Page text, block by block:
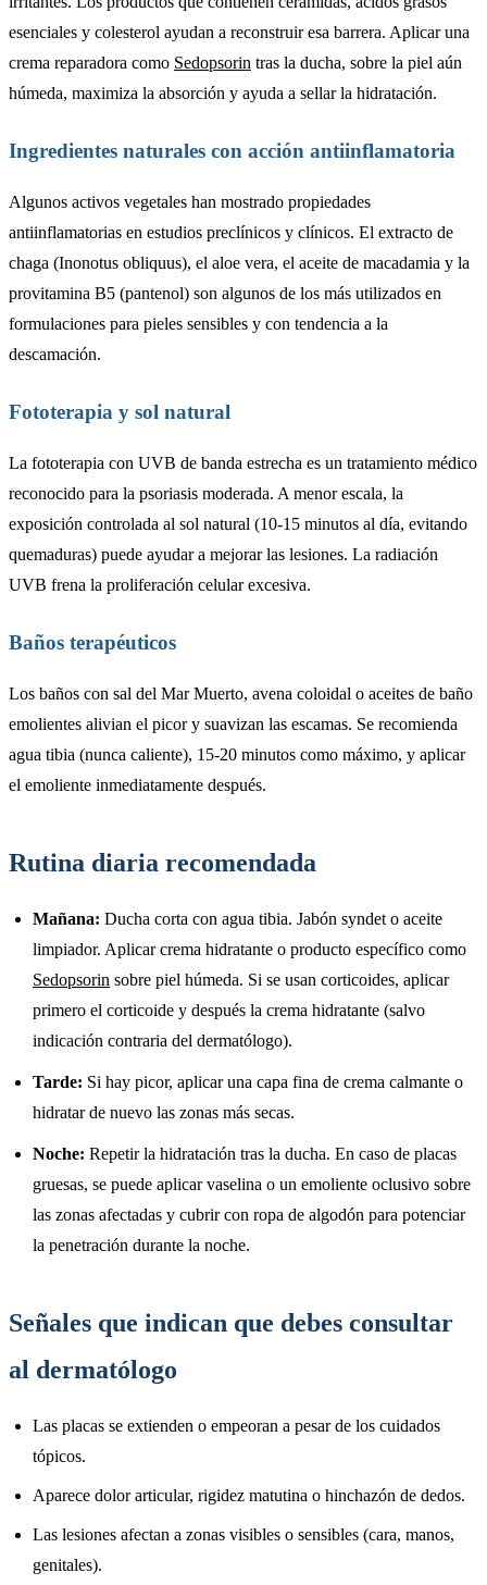
esenciales y colesterol ayudan a reconstruir esa barrera. Aplicar una
crema reparadora como Sedopsorin tras la ducha, sobre la piel aún
húmeda, maximiza la absorción y ayuda a sellar la hidratación.
Ingredientes naturales con acción antiinflamatoria
Algunos activos vegetales han mostrado propiedades
antiinflamatorias en estudios preclínicos y clínicos. El extracto de
chaga (Inonotus obliquus), el aloe vera, el aceite de macadamia y la
provitamina B5 (pantenol) son algunos de los más utilizados en
formulaciones para pieles sensibles y con tendencia a la
descamación.
Fototerapia y sol natural
La fototerapia con UVB de banda estrecha es un tratamiento médico
reconocido para la psoriasis moderada. A menor escala, la
exposición controlada al sol natural (10-15 minutos al día, evitando
quemaduras) puede ayudar a mejorar las lesiones. La radiación
UVB frena la proliferación celular excesiva.
Baños terapéuticos
Los baños con sal del Mar Muerto, avena coloidal o aceites de baño
emolientes alivian el picor y suavizan las escamas. Se recomienda
agua tibia (nunca caliente), 15-20 minutos como máximo, y aplicar
el emoliente inmediatamente después.
Rutina diaria recomendada
Mañana: Ducha corta con agua tibia. Jabón syndet o aceite
limpiador. Aplicar crema hidratante o producto específico como
Sedopsorin sobre piel húmeda. Si se usan corticoides, aplicar
primero el corticoide y después la crema hidratante (salvo
indicación contraria del dermatólogo).
Tarde: Si hay picor, aplicar una capa fina de crema calmante o
hidratar de nuevo las zonas más secas.
Noche: Repetir la hidratación tras la ducha. En caso de placas
gruesas, se puede aplicar vaselina o un emoliente oclusivo sobre
las zonas afectadas y cubrir con ropa de algodón para potenciar
la penetración durante la noche.
Señales que indican que debes consultar
al dermatólogo
Las placas se extienden o empeoran a pesar de los cuidados
tópicos.
Aparece dolor articular, rigidez matutina o hinchazón de dedos.
Las lesiones afectan a zonas visibles o sensibles (cara, manos,
genitales).